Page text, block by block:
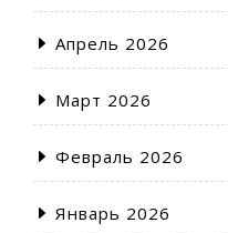
Апрель 2026
Март 2026
Февраль 2026
Январь 2026